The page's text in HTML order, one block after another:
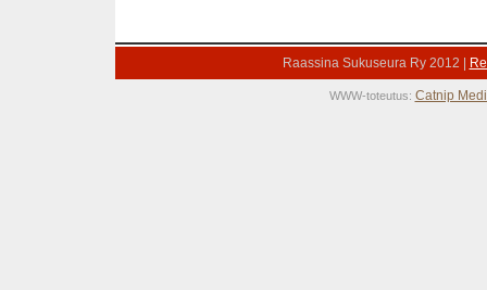
Raassina Sukuseura Ry 2012 |
WWW-toteutus: Catnip